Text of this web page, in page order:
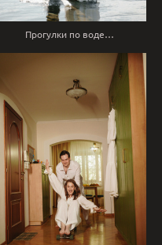
Прогулки по воде…